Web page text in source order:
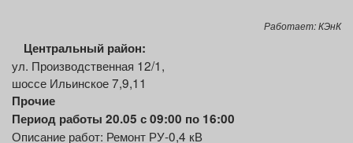
Работает: КЭнК
Центральный район:
ул. Производственная 12/1,
шоссе Ильинское 7,9,11
Прочие
Период работы 20.05 с 09:00 по 16:00
Описание работ: Ремонт РУ-0,4 кВ